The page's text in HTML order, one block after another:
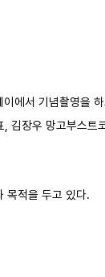
에서 기념촬영을
김장우 망고부스트
목적을 두고 있다.